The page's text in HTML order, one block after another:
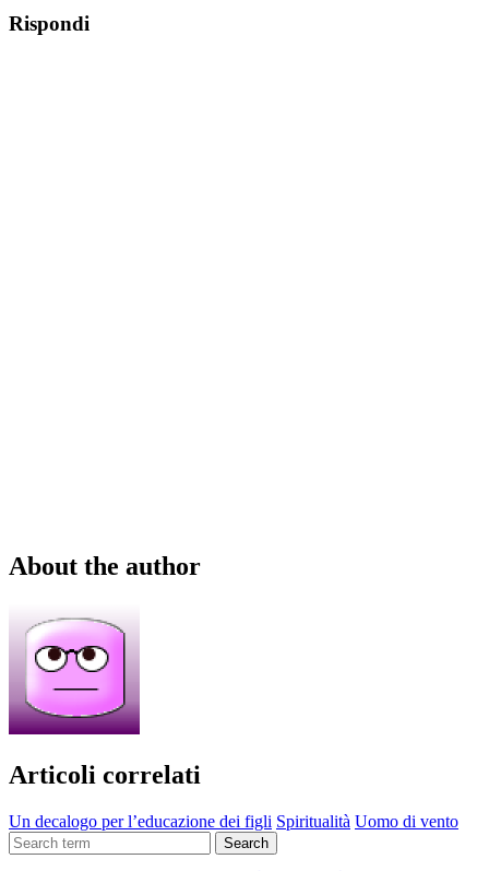
Rispondi
About the author
Articoli correlati
Un decalogo per l’educazione dei figli Spiritualità Uomo di vento
Search